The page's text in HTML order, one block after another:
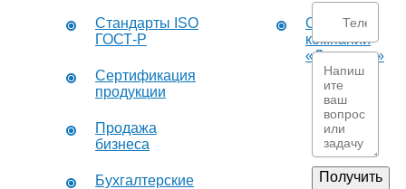
Стандарты ISO
ГОСТ-Р
Сертификация
продукции
Продажа
бизнеса
Бухгалтерские
О
компании
«Дикастер»
Получить